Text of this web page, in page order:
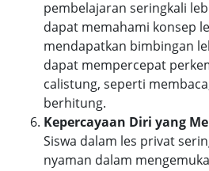
pembelajaran seringkali
dapat memahami konsep
mendapatkan bimbingan
dapat mempercepat
calistung, seperti
berhitung.
Kepercayaan Diri yang
Siswa dalam les privat
nyaman dalam